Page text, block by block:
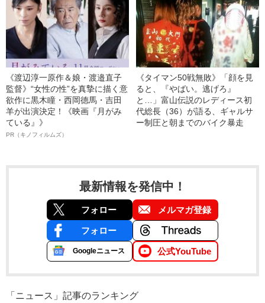
《渡辺淳一原作＆娘・渡邉直子
監督》“女性の性”を真摯に描く意
欲作に黒木瞳・西岡德馬・吉田
羊が出演決定！《映画『月がみ
ている』》
PR（キノフィルムズ）
《タイマン50戦無敗》「顔を見
ると、『やばい。逃げろ』
と…」富山伝説のレディース初
代総長（36）が語る、ギャルサ
ー制圧と朝までのバイク暴走
最新情報を発信中！
フォロー メルマガ登録
フォロー
Googleニュース 公式YouTube
「ニュース」記事のランキング